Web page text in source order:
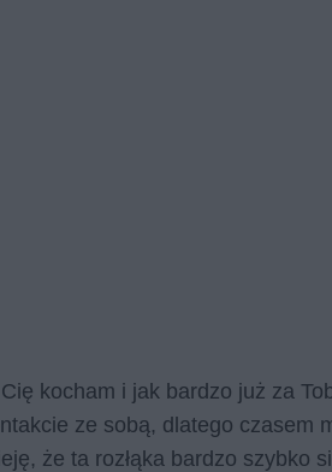
kocham i jak bardzo już za
ze sobą, dlatego czasem
że ta rozłąka bardzo szybko